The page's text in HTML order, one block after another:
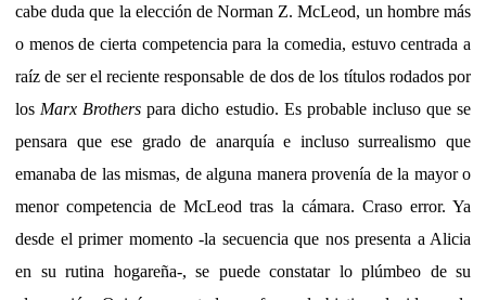
cabe duda que la elección de Norman Z. McLeod, un hombre más
o menos de cierta competencia para la comedia, estuvo centrada a
raíz de ser el reciente responsable de dos de los títulos rodados por
los Marx Brotherspara dicho estudio. Es probable incluso que se
pensara que ese grado de anarquía e incluso surrealismo que
emanaba de las mismas, de alguna manera provenía de la mayor o
menor competencia de McLeod tras la cámara. Craso error. Ya
desde el primer momento -la secuencia que nos presenta a Alicia
en su rutina hogareña-, se puede constatar lo plúmbeo de su